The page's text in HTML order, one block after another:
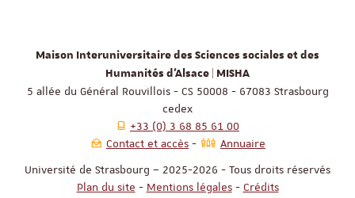
Maison Interuniversitaire des Sciences sociales et des
Humanités d'Alsace | MISHA
5 allée du Général Rouvillois - CS 50008 - 67083 Strasbourg
cedex
+33 (0) 3 68 85 61 00
Contact et accès
Annuaire
Université de Strasbourg – 2025-2026 - Tous droits réservés
Plan du site - Mentions légales- Crédits